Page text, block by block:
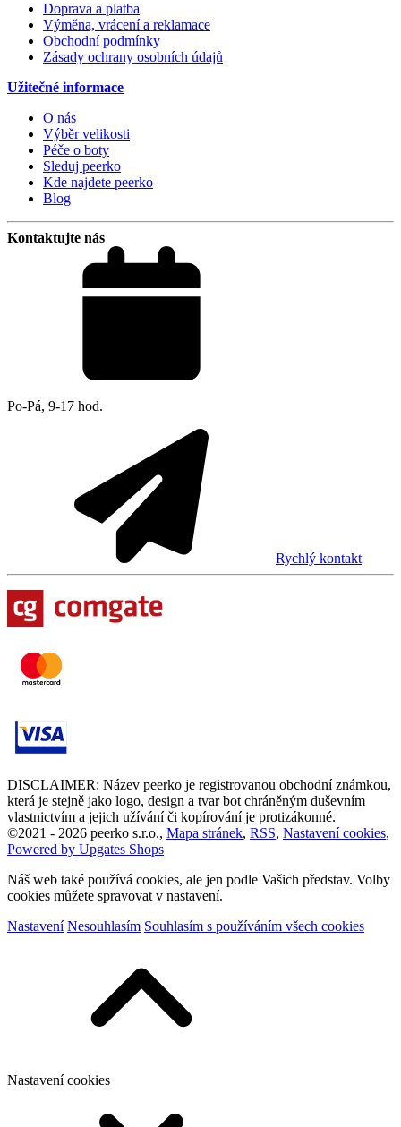
Doprava a platba
Výměna, vrácení a reklamace
Obchodní podmínky
Zásady ochrany osobních údajů
Užitečné informace
O nás
Výběr velikosti
Péče o boty
Sleduj peerko
Kde najdete peerko
Blog
Kontaktujte nás
Po-Pá, 9-17 hod.
Rychlý kontakt
DISCLAIMER: Název peerko je registrovanou obchodní známkou,
která je stejně jako logo, design a tvar bot chráněným duševním
vlastnictvím a jejich užívání či kopírování je protizákonné.
©2021 - 2026 peerko s.r.o., Mapa stránek, RSS, Nastavení cookies,
Powered by Upgates Shops
Náš web také používá cookies, ale jen podle Vašich představ. Volby
cookies můžete spravovat v nastavení.
Nastavení Nesouhlasím Souhlasím s používáním všech cookies
Nastavení cookies